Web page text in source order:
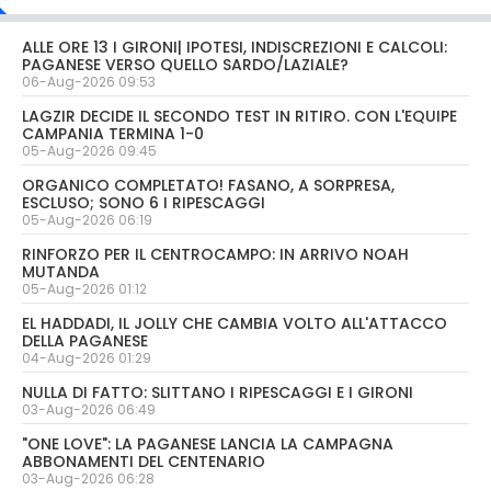
ALLE ORE 13 I GIRONI| IPOTESI, INDISCREZIONI E CALCOLI:
PAGANESE VERSO QUELLO SARDO/LAZIALE?
06-Aug-2026 09:53
LAGZIR DECIDE IL SECONDO TEST IN RITIRO. CON L'EQUIPE
CAMPANIA TERMINA 1-0
05-Aug-2026 09:45
ORGANICO COMPLETATO! FASANO, A SORPRESA,
ESCLUSO; SONO 6 I RIPESCAGGI
05-Aug-2026 06:19
RINFORZO PER IL CENTROCAMPO: IN ARRIVO NOAH
MUTANDA
05-Aug-2026 01:12
EL HADDADI, IL JOLLY CHE CAMBIA VOLTO ALL'ATTACCO
DELLA PAGANESE
04-Aug-2026 01:29
NULLA DI FATTO: SLITTANO I RIPESCAGGI E I GIRONI
03-Aug-2026 06:49
"ONE LOVE": LA PAGANESE LANCIA LA CAMPAGNA
ABBONAMENTI DEL CENTENARIO
03-Aug-2026 06:28